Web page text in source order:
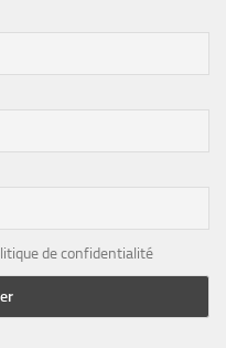
de confidentialité